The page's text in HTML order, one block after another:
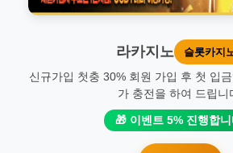
라카지노 슬롯카지
신규가입 첫충 30% 회원 가입 후 첫 입
가 충전을 하여 드립니
🎁 이벤트 5% 진행합니